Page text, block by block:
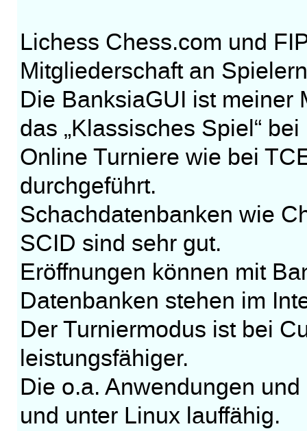
Lichess Chess.com und
Mitgliederschaft an
Die BanksiaGUI ist meiner
das „Klassisches Spiel“ bei
Online Turniere wie bei
durchgeführt.
Schachdatenbanken wie
SCID sind sehr gut.
Eröffnungen können mit
Datenbanken stehen im
Der Turniermodus ist bei
leistungsfähiger.
Die o.a. Anwendungen
und unter Linux lauffähig.